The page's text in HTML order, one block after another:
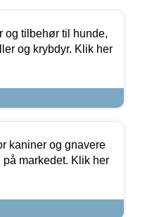
og tilbehør til hunde,
og krybdyr. Klik her
kaniner og gnavere
markedet. Klik her